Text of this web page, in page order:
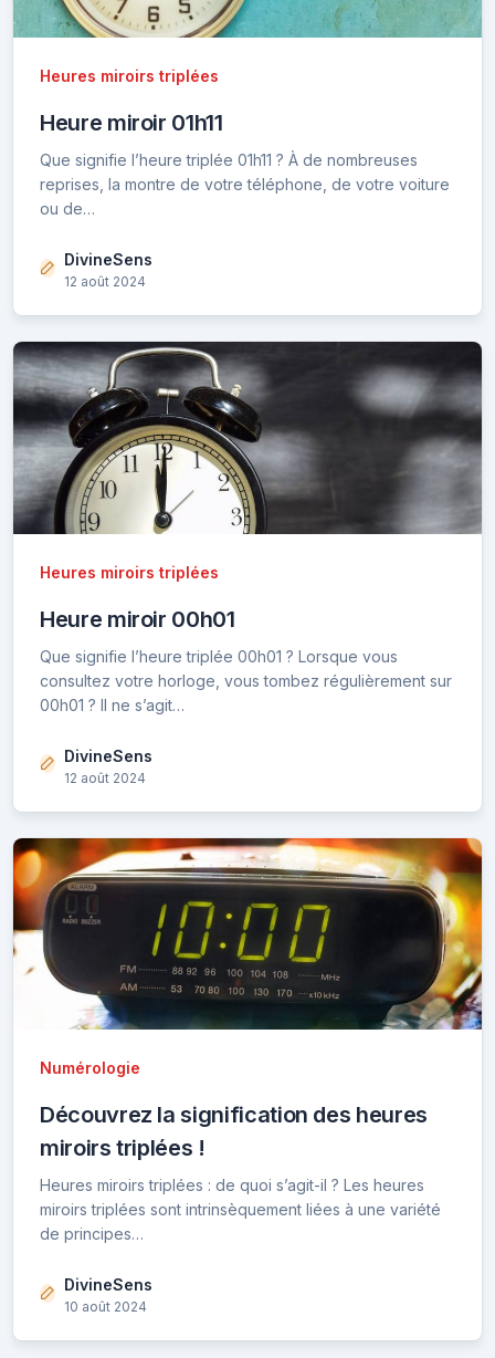
Heures miroirs triplées
Heure miroir 01h11
Que signifie l’heure triplée 01h11 ? À de nombreuses
reprises, la montre de votre téléphone, de votre voiture
ou de…
DivineSens
12 août 2024
Heures miroirs triplées
Heure miroir 00h01
Que signifie l’heure triplée 00h01 ? Lorsque vous
consultez votre horloge, vous tombez régulièrement sur
00h01 ? Il ne s’agit…
DivineSens
12 août 2024
Numérologie
Découvrez la signification des heures
miroirs triplées !
Heures miroirs triplées : de quoi s’agit-il ? Les heures
miroirs triplées sont intrinsèquement liées à une variété
de principes…
DivineSens
10 août 2024